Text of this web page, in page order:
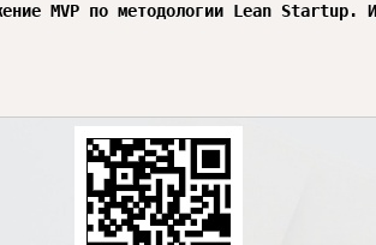
MVP по методологии Lean